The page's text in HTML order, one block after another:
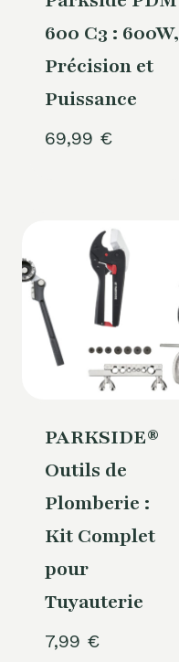
600 C3 : 600W,
Précision et
Puissance
69,99 €
PARKSIDE®
Outils de
Plomberie :
Kit Complet
pour
Tuyauterie
7,99 €